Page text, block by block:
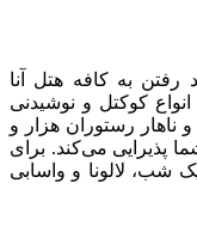
به کافه هتل آنا
انواع کوکتل و نوشیدنی
رستوران هزار و
پذیرایی می‌کند. برای
شب، لالونا و واسابی